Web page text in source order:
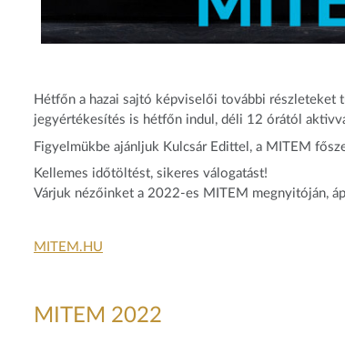
Hétfőn a hazai sajtó képviselői további részleteket
jegyértékesítés is hétfőn indul, déli 12 órától
Figyelmükbe ajánljuk Kulcsár Edittel, a MITEM
Kellemes időtöltést, sikeres válogatást!
Várjuk nézőinket a 2022-es MITEM megnyitóján,
MITEM.HU
MITEM 2022